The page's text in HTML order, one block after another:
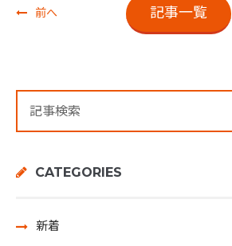
前へ 記事一覧
CATEGORIES
新着